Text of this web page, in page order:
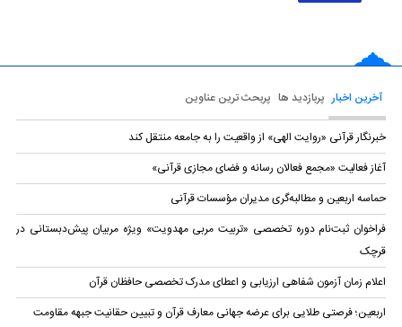
آخرین اخبار پربازدید ها پربحث ترین عناوین
خبرنگار قرآنی «روایت الهی» از واقعیت را به جامعه منتقل کند
آغاز فعالیت «مجمع فعالان رسانه و فضای مجازی قرآنی»
حماسه اربعین و مطالبه‌گری مدیران مؤسسات قرآنی
فراخوان ثبت‌نام دوره تخصصی «تربیت مربی مهدویت» ویژه مربیان پیش‌دبستانی در
قرچک
اعلام زمان آزمون شفاهی ارزیابی و اعطای مدرک تخصصی حافظان قرآن
اربعین؛ فرصتی طلایی برای عرضه جهانی معارف قرآن و تبیین حقانیت جبهه مقاومت